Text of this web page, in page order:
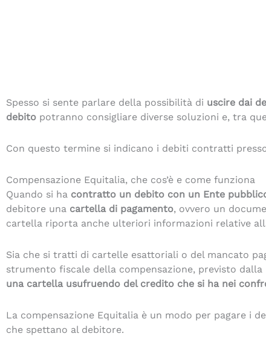
Spesso si sente parlare della possibilità di uscire dai
debito potranno consigliare diverse soluzioni e, tra
Con questo termine si indicano i debiti contratti
Compensazione Equitalia, che cos’è e come funziona
Quando si ha contratto un debito con un Ente
debitore una cartella di pagamento, ovvero un
cartella riporta anche ulteriori informazioni relative
Sia che si tratti di cartelle esattoriali o del mancato
strumento fiscale della compensazione, previsto dalla
una cartella usufruendo del credito che si ha nei
La compensazione Equitalia è un modo per pagare i
che spettano al debitore.